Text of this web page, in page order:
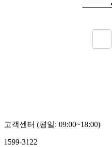
고객센터 (평일: 09:00~18:00)
1599-3122